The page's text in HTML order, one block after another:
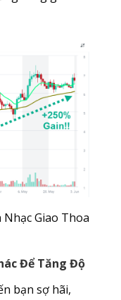
Giao Thoa
Để Tăng Độ
bạn sợ hãi,